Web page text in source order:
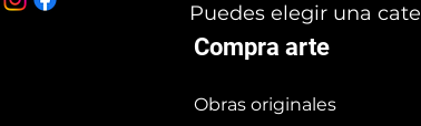
Puedes elegir una
Compra arte
Obras originales